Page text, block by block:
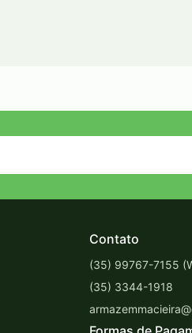
Contato
(35) 99767-7155
(35) 3344-1918